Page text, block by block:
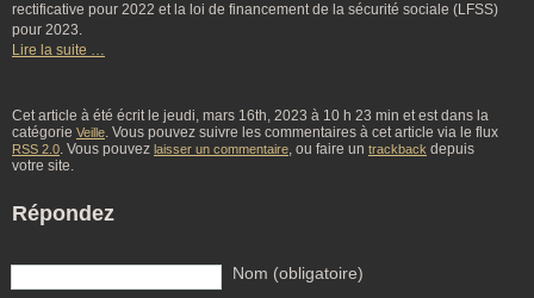
rectificative pour 2022 et la loi de financement de la sécurité sociale (LFSS)
pour 2023.
Lire la suite …
Cet article à été écrit le jeudi, mars 16th, 2023 à 10 h 23 min et est dans la
catégorie Veille. Vous pouvez suivre les commentaires à cet article via le flux
RSS 2.0. Vous pouvez laisser un commentaire, ou faire un trackback depuis
votre site.
Répondez
Nom (obligatoire)